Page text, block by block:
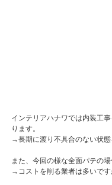
インテリアハナワでは内装工
ります。
→長期に渡り不具合のない状態
また、今回の様な全面パテの
→コストを削る業者は多いです